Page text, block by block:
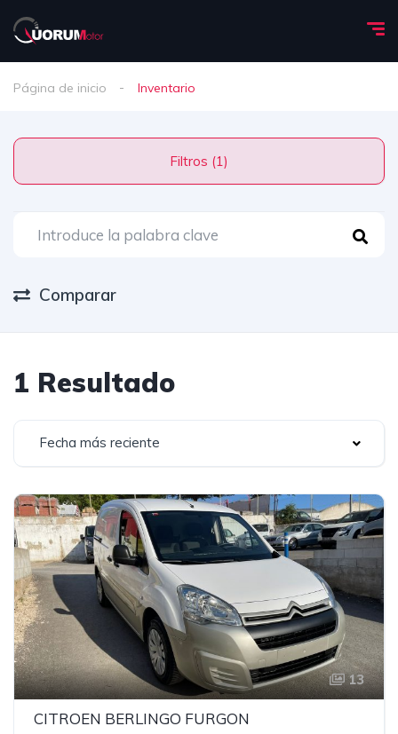
Página de inicio Inventario
Filtros (1)
Comparar
1 Resultado
Fecha más reciente
13
CITROEN BERLINGO FURGON